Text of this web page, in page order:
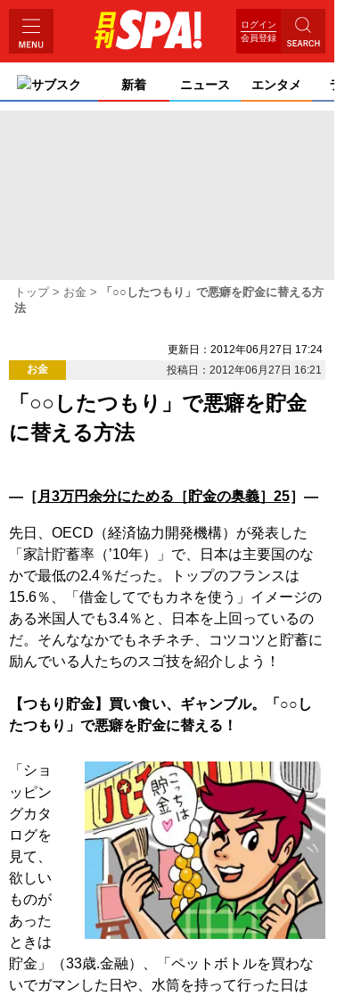
ログイン
会員登録
サブスク 新着 ニュース エンタメ ライ
トップ お金
「○○したつもり」で悪癖を貯金に替える方
法
更新日：2012年06月27日 17:24
お金
投稿日：2012年06月27日 16:21
「○○したつもり」で悪癖を貯金
に替える方法
―［ 月3万円余分にためる［貯金の奥義］25］―
先日、OECD（経済協力開発機構）が発表した
「家計貯蓄率（’10年）」で、日本は主要国のな
かで最低の2.4％だった。トップのフランスは
15.6％、「借金してでもカネを使う」イメージの
ある米国人でも3.4％と、日本を上回っているの
だ。そんななかでもネチネチ、コツコツと貯蓄に
励んでいる人たちのスゴ技を紹介しよう！
【つもり貯金】買い食い、ギャンブル。「○○し
たつもり」で悪癖を貯金に替える！
「ショ
ッピン
グカタ
ログを
見て、
欲しい
ものが
あった
ときは
貯金」（33歳.金融）、「ペットボトルを買わな
いでガマンした日や、水筒を持って行った日は